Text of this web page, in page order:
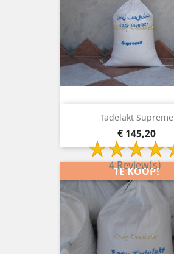
Tadelakt Supreme
Prijs
€ 145,20
4 Review(s)
TE KOOP!